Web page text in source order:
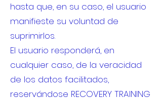
hasta que, en su caso, el usuario
manifieste su voluntad de
suprimirlos.
El usuario responderá, en
cualquier caso, de la veracidad
de los datos facilitados,
reservándose RECOVERY TRAINING